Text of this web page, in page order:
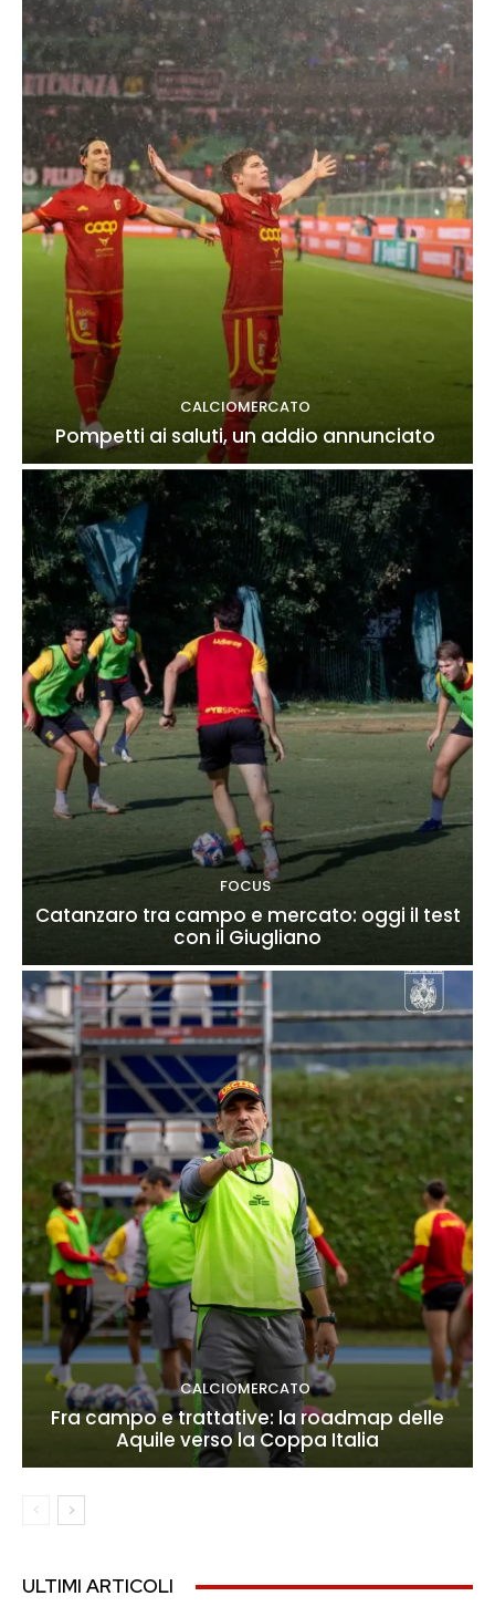
CALCIOMERCATO
Pompetti ai saluti, un addio annunciato
FOCUS
Catanzaro tra campo e mercato: oggi il test
con il Giugliano
CALCIOMERCATO
Fra campo e trattative: la roadmap delle
Aquile verso la Coppa Italia
ULTIMI ARTICOLI